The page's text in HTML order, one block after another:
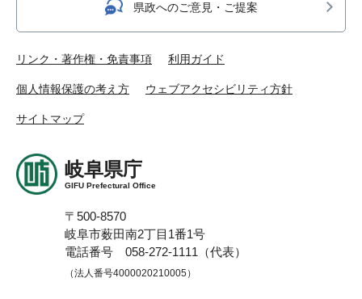
県政へのご意見・ご提案
リンク・著作権・免責事項 利用ガイド
個人情報保護の考え方 ウェブアクセシビリティ方針
サイトマップ
岐阜県庁
GIFU Prefectural Office
〒500-8570
岐阜市薮田南2丁目1番1号
電話番号 058-272-1111（代表）
（法人番号4000020210005）